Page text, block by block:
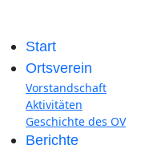
Start
Ortsverein
Vorstandschaft
Aktivitäten
Geschichte des OV
Berichte